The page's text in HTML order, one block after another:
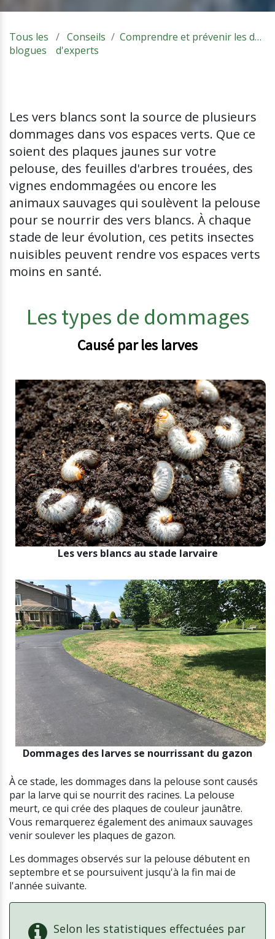
Tous les
blogues
Conseils
d'experts
Comprendre et prévenir les dommages reliés aux vers blancs?
Les vers blancs sont la source de plusieurs
dommages dans vos espaces verts. Que ce
soient des plaques jaunes sur votre
pelouse, des feuilles d'arbres trouées, des
vignes endommagées ou encore les
animaux sauvages qui soulèvent la pelouse
pour se nourrir des vers blancs. À chaque
stade de leur évolution, ces petits insectes
nuisibles peuvent rendre vos espaces verts
moins en santé.
Les types de dommages
Causé par les larves
Les vers blancs au stade larvaire
Dommages des larves se nourrissant du gazon
À ce stade, les dommages dans la pelouse sont causés
par la larve qui se nourrit des racines. La pelouse
meurt, ce qui crée des plaques de couleur jaunâtre.
Vous remarquerez également des animaux sauvages
venir soulever les plaques de gazon.
Les dommages observés sur la pelouse débutent en
septembre et se poursuivent jusqu'à la fin mai de
l'année suivante.
Selon les statistiques effectuées par